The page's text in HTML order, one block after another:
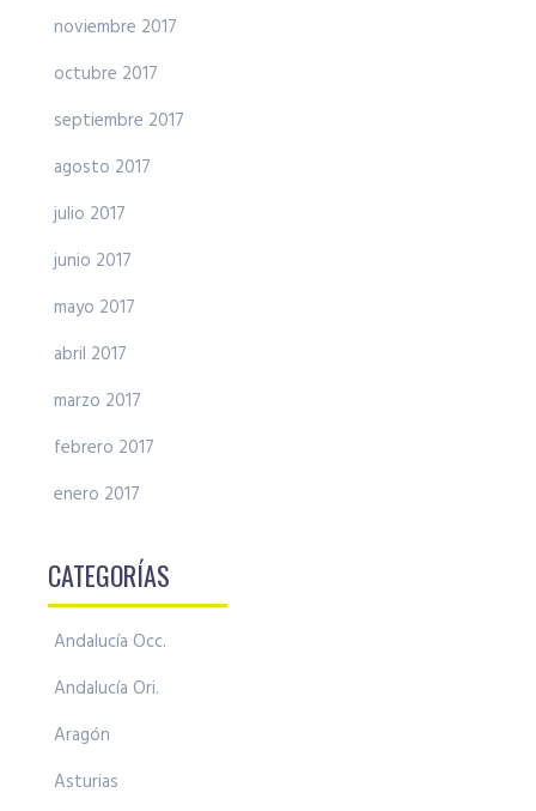
noviembre 2017
octubre 2017
septiembre 2017
agosto 2017
julio 2017
junio 2017
mayo 2017
abril 2017
marzo 2017
febrero 2017
enero 2017
CATEGORÍAS
Andalucía Occ.
Andalucía Ori.
Aragón
Asturias